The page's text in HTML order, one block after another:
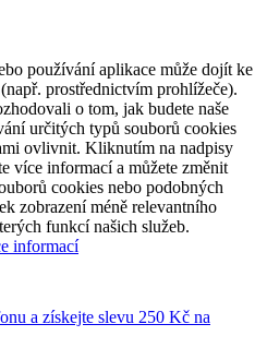
používání aplikace může dojít ke
prostřednictvím prohlížeče).
o tom, jak budete naše
určitých typů souborů cookies
ovlivnit. Kliknutím na nadpisy
více informací a můžete změnit
cookies nebo podobných
zobrazení méně relevantního
funkcí našich služeb.
informací
a získejte slevu 250 Kč na